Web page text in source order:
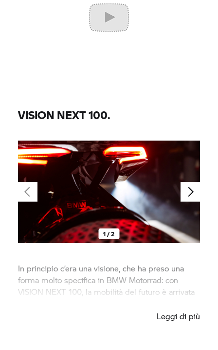
i tester hanno simulato l'azione di varie forze,
conferendo alle ruote in carbonio impatti radiali e
impennate. Le prove di nebbia salina e di
VISION NEXT 100.
1 / 2
In principio c’era una visione, che ha preso una
forma molto specifica in BMW Motorrad: con
VISION NEXT 100, la mobilità del futuro è arrivata
Leggi di più